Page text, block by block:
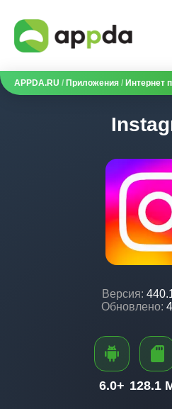
APPDA.RU / Приложения / Интернет
Версия:
Обновлено:
6.0+ 128.1